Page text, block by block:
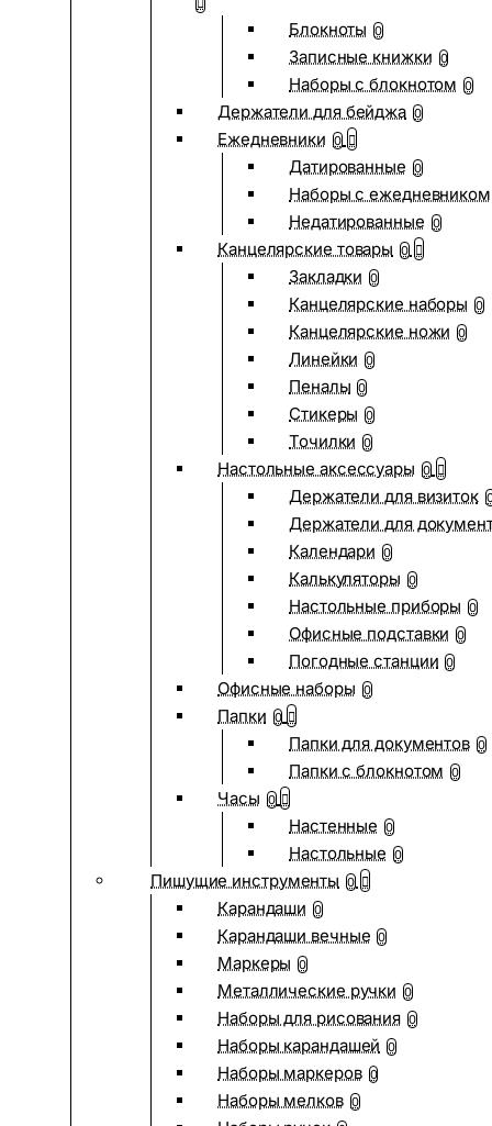
Блокноты 0
Записные книжки 0
Наборы с блокнотом 0
Держатели для бейджа 0
Ежедневники 0
Датированные 0
Наборы с ежедневником
Недатированные 0
Канцелярские товары 0
Закладки 0
Канцелярские наборы 0
Канцелярские ножи 0
Линейки 0
Пеналы 0
Стикеры 0
Точилки 0
Настольные аксессуары 0
Держатели для визиток
Держатели для
Календари 0
Калькуляторы 0
Настольные приборы 0
Офисные подставки 0
Погодные станции 0
Офисные наборы 0
Папки 0
Папки для документов 0
Папки с блокнотом 0
Часы 0
Настенные 0
Настольные 0
Пишущие инструменты 0
Карандаши 0
Карандаши вечные 0
Маркеры 0
Металлические ручки 0
Наборы для рисования 0
Наборы карандашей 0
Наборы маркеров 0
Наборы мелков 0